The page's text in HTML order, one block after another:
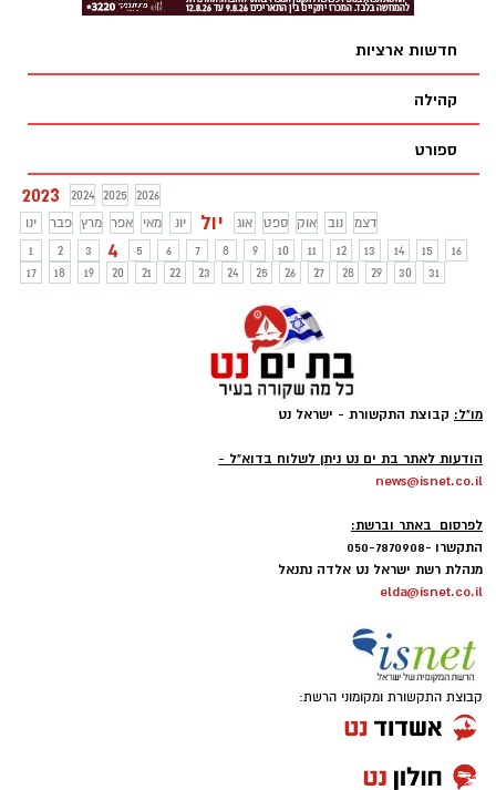
חדשות ארציות
קהילה
ספורט
2023 2024 2025
2026
ינו
פבר מרץ אפר מאי יונ יול אוג ספט אוק נוב
דצמ
1
2 3 4 5 6 7 8 9 10 11 12 13 14 15
16
17
18 19 20 21 22 23 24 25 26 27 28 29 30 31
מו"ל: קבוצת התקשורת - ישראל נט
הודעות לאתר בת ים נט ניתן לשלוח בדוא"ל -
news@isnet.co.il
לפרסום באתר וברשת:
התקשרו -050-7870908
מנהלת רשת ישראל נט אלדה נתנאל
elda@isnet.co.il
קבוצת התקשורת ומקומוני הרשת: